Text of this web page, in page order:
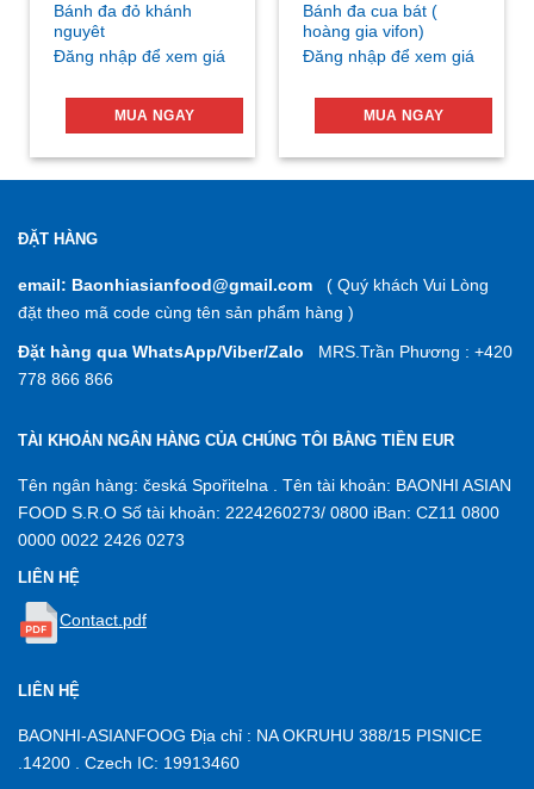
Bánh đa đỏ khánh
nguyêt
Đăng nhập để xem giá
MUA NGAY
Bánh đa cua bát (
hoàng gia vifon)
Đăng nhập để xem giá
MUA NGAY
ĐẶT HÀNG
email: Baonhiasianfood@gmail.com ( Quý khách Vui Lòng
đặt theo mã code cùng tên sản phẩm hàng )
Đặt hàng qua WhatsApp/Viber/Zalo MRS.Trần Phương : +420
778 866 866
TÀI KHOẢN NGÂN HÀNG CỦA CHÚNG TÔI BẰNG TIỀN EUR
Tên ngân hàng: česká Spořitelna . Tên tài khoản: BAONHI ASIAN
FOOD S.R.O Số tài khoản: 2224260273/ 0800 iBan: CZ11 0800
0000 0022 2426 0273
LIÊN HỆ
Contact.pdf
LIÊN HỆ
BAONHI-ASIANFOOG Địa chỉ : NA OKRUHU 388/15 PISNICE
.14200 . Czech IC: 19913460